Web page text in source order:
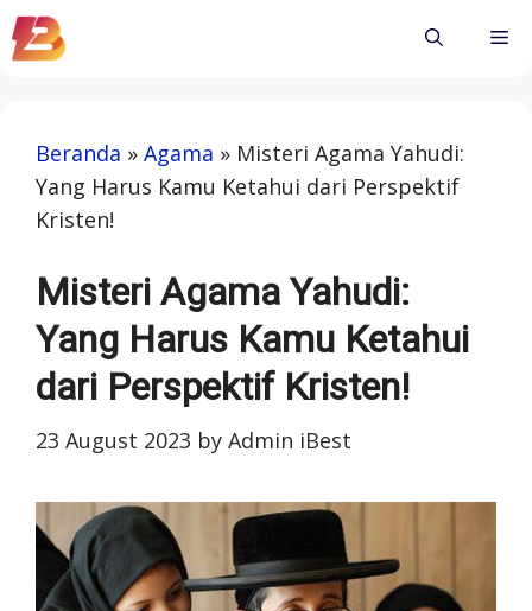
Skip
to
Beranda » Agama » Misteri Agama Yahudi:
Yang Harus Kamu Ketahui dari Perspektif
Kristen!
Misteri Agama Yahudi:
Yang Harus Kamu Ketahui
dari Perspektif Kristen!
23 August 2023 by Admin iBest